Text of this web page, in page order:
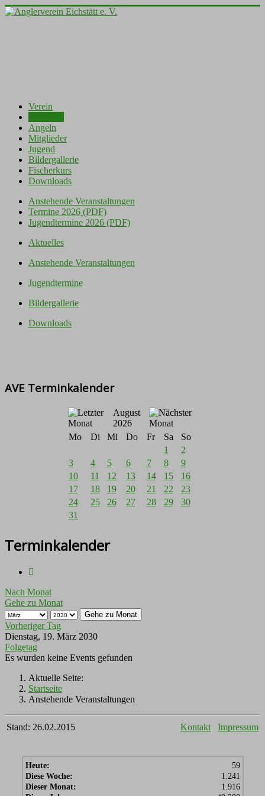
Verein
Angeln
Mitglieder
Jugend
Bildergallerie
Fischerkurs
Downloads
Anstehende Veranstaltungen
Termine 2026 (PDF)
Jugendtermine 2026 (PDF)
Aktuelles
Anstehende Veranstaltungen
Jugendtermine
Bildergallerie
Downloads
AVE Terminkalender
August
2026
Mo
Di Mi Do Fr Sa
So
1
2
3
4 5 6 7 8
9
10
11 12 13 14 15
16
17
18 19 20 21 22
23
24
25 26 27 28 29
30
31
Terminkalender
Nach Monat
Gehe zu Monat
Gehe zu Monat
Vorheriger Tag
Dienstag, 19. März 2030
Folgetag
Es wurden keine Events gefunden
Aktuelle Seite:
Startseite
Anstehende Veranstaltungen
Stand: 26.02.2015 Kontakt Impressum
Heute:
59
Diese Woche:
1.241
Dieser Monat:
1.916